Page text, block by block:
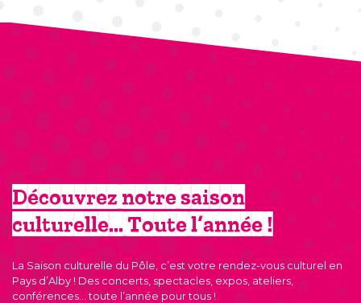
Découvrez notre saison
culturelle… Toute l’année !
La Saison culturelle du Pôle, c’est votre rendez-vous culturel en
Pays d’Alby ! Des concerts, spectacles, expos, ateliers,
conférences… toute l’année pour tous !